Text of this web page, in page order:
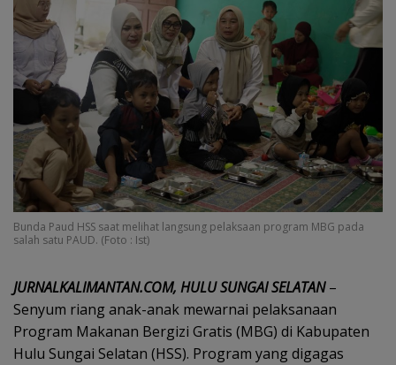
Bunda Paud HSS saat melihat langsung pelaksaan program MBG pada
salah satu PAUD. (Foto : Ist)
JURNALKALIMANTAN.COM, HULU SUNGAI SELATAN–
Senyum riang anak-anak mewarnai pelaksanaan
Program Makanan Bergizi Gratis (MBG) di Kabupaten
Hulu Sungai Selatan (HSS). Program yang digagas